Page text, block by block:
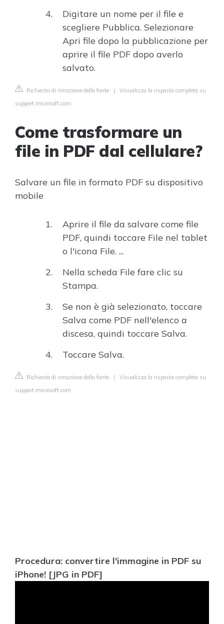
Digitare un nome per il file e
scegliere Pubblica. Selezionare
Apri file dopo la pubblicazione per
aprire il file PDF dopo averlo
salvato.
Richiesta di rimozione della fonte | Visualizza la risposta completa su
support.microsoft.com
Come trasformare un
file in PDF dal cellulare?
Salvare un file in formato PDF su dispositivo
mobile
Aprire il file da salvare come file
PDF, quindi toccare File nel tablet
o l'icona File. ...
Nella scheda File fare clic su
Stampa.
Se non è già selezionato, toccare
Salva come PDF nell'elenco a
discesa, quindi toccare Salva.
Toccare Salva.
Richiesta di rimozione della fonte | Visualizza la risposta completa su
support.microsoft.com
Procedura: convertire l'immagine in PDF su
iPhone! [JPG in PDF]